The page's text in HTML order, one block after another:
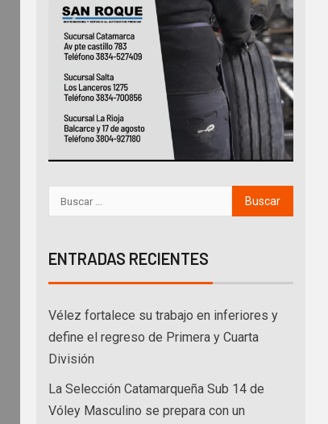
ENTRADAS RECIENTES
Vélez fortalece su trabajo en inferiores y
define el regreso de Primera y Cuarta
División
La Selección Catamarqueña Sub 14 de
Vóley Masculino se prepara con un